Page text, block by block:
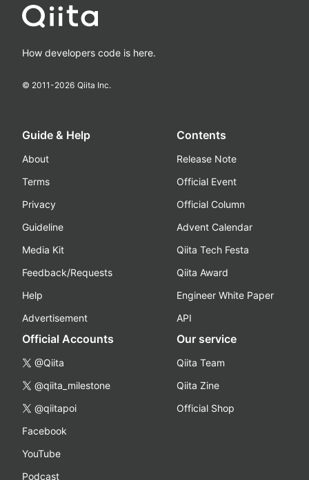
How developers code is here.
© 2011-2026 Qiita Inc.
Guide & Help
About
Terms
Privacy
Guideline
Media Kit
Feedback/Requests
Help
Advertisement
Contents
Release Note
Official Event
Official Column
Advent Calendar
Qiita Tech Festa
Qiita Award
Engineer White Paper
API
Official Accounts
@Qiita
@qiita_milestone
@qiitapoi
Facebook
YouTube
Podcast
Our service
Qiita Team
Qiita Zine
Official Shop